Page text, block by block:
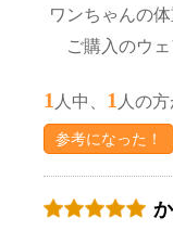
ワンちゃんの
ご購入のウ
1 人中、 1 人の
参考になった！